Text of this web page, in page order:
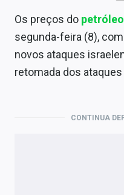
Mercados
Empresas
Os preços do petróleo
segunda-feira (8),
novos ataques
retomada dos
CONTINUA